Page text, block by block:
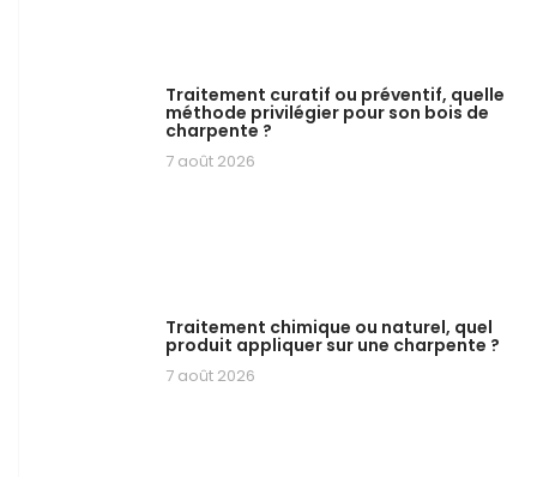
Traitement curatif ou préventif, quelle
méthode privilégier pour son bois de
charpente ?
7 août 2026
Traitement chimique ou naturel, quel
produit appliquer sur une charpente ?
7 août 2026